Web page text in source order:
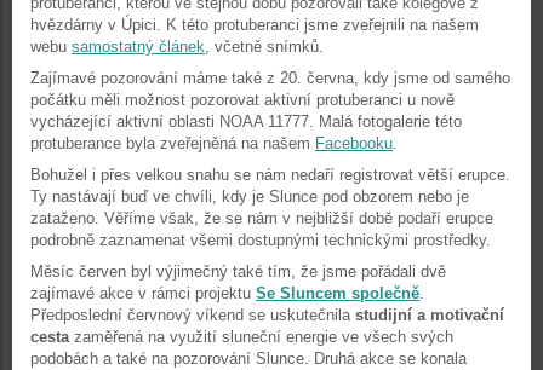
hvězdárny v Úpici. K této protuberanci jsme zveřejnili na našem
webu samostatný článek, včetně snímků.
Zajímavé pozorování máme také z 20. června, kdy jsme od samého
počátku měli možnost pozorovat aktivní protuberanci u nově
vycházející aktivní oblasti NOAA 11777. Malá fotogalerie této
protuberance byla zveřejněná na našem Facebooku.
Bohužel i přes velkou snahu se nám nedaří registrovat větší erupce.
Ty nastávají buď ve chvíli, kdy je Slunce pod obzorem nebo je
zataženo. Věříme však, že se nám v nejbližší době podaří erupce
podrobně zaznamenat všemi dostupnými technickými prostředky.
Měsíc červen byl výjimečný také tím, že jsme pořádali dvě
zajímavé akce v rámci projektu Se Sluncem společně.
Předposlední červnový víkend se uskutečnila studijní a motivační
cesta zaměřená na využití sluneční energie ve všech svých
podobách a také na pozorování Slunce. Druhá akce se konala